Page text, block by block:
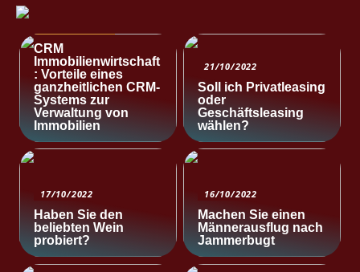
CRM
Immobilienwirtschaft
: Vorteile eines
ganzheitlichen CRM-
Systems zur
Verwaltung von
Immobilien
21/10/2022
Soll ich Privatleasing
oder
Geschäftsleasing
wählen?
17/10/2022
Haben Sie den
beliebten Wein
probiert?
16/10/2022
Machen Sie einen
Männerausflug nach
Jammerbugt